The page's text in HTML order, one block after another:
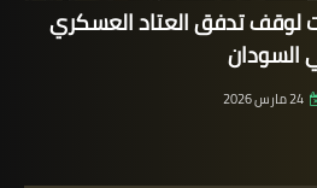
لوقف تدفق العتاد العسكري
السودان
24 مارس 2026